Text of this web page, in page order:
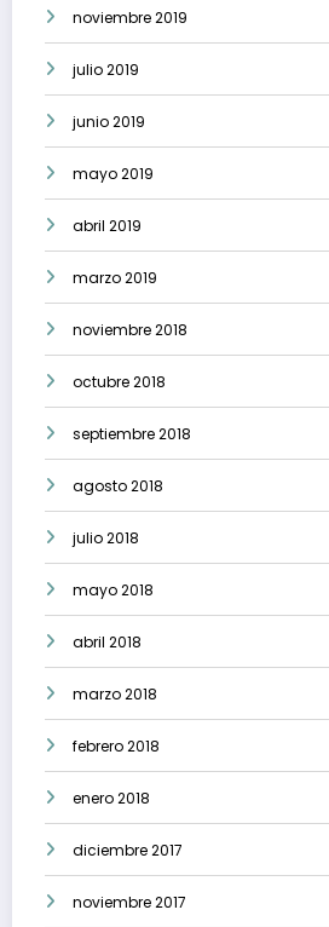
noviembre 2019
julio 2019
junio 2019
mayo 2019
abril 2019
marzo 2019
noviembre 2018
octubre 2018
septiembre 2018
agosto 2018
julio 2018
mayo 2018
abril 2018
marzo 2018
febrero 2018
enero 2018
diciembre 2017
noviembre 2017